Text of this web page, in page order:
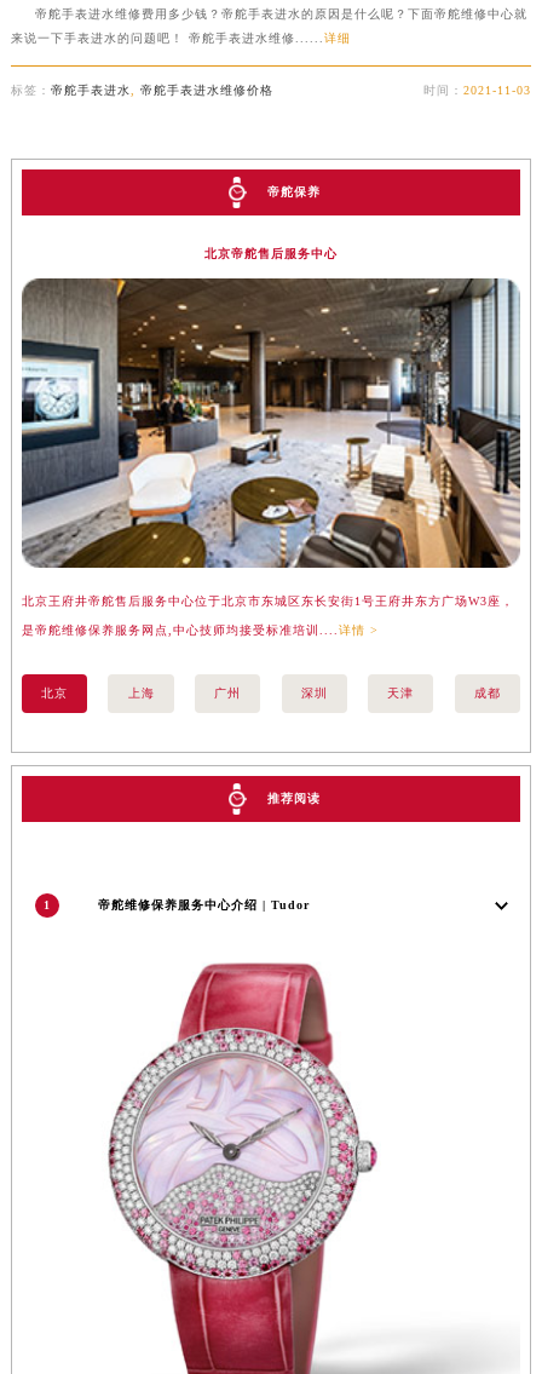
帝舵手表进水维修费用多少钱？帝舵手表进水的原因是什么呢？下面帝舵维修中心就
来说一下手表进水的问题吧！ 帝舵手表进水维修......详细
标签： 帝舵手表进水, 帝舵手表进水维修价格 时间：2021-11-03
帝舵保养
北京帝舵售后服务中心
北京王府井帝舵售后服务中心位于北京市东城区东长安街1号王府井东方广场W3座，
是帝舵维修保养服务网点,中心技师均接受标准培训....详情 >
北京 上海 广州 深圳 天津 成都
推荐阅读
1 帝舵维修保养服务中心介绍 | Tudor